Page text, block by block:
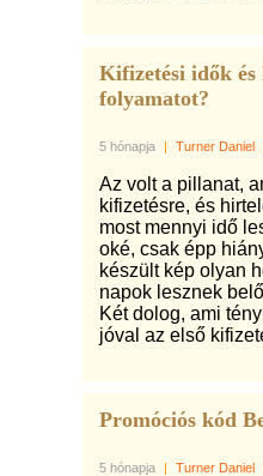
Kifizetési idők
folyamatot?
5 hónapja | Turner Daniel
Az volt a pillanat,
kifizetésre, és
most mennyi idő
oké, csak épp
készült kép olyan
napok lesznek
Két dolog, ami
jóval az első
Promóciós kód
5 hónapja | Turner Daniel